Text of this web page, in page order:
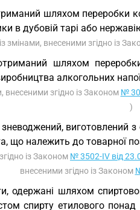
шляхом переробки
в дубовій тарі або
змінами, внесеними згідно із
шляхом
алкогольних
внесеними згідно із Законом №
)
виготовлений
що належить до товарної
із Законом № 3502-IV від
внесеними згідно із Законом
одержані шляхом
спирту етилового